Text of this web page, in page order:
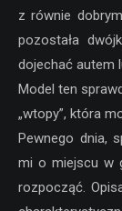
z równie
pozostała
dojechać autem
Model ten
„wtopy”, która
Pewnego dnia,
mi o miejscu w
rozpocząć.